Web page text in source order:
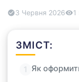
3 Червня 2026 1
ЗМІСТ:
Як